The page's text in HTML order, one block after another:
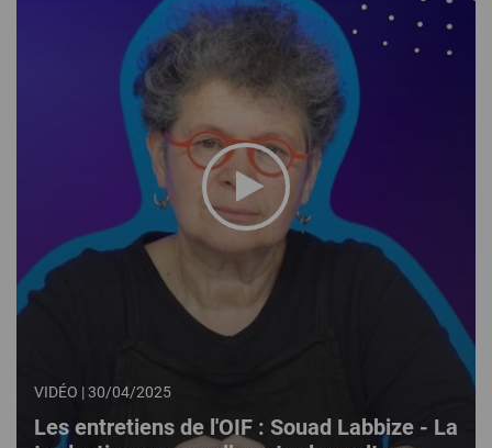
VIDÉO | 30/04/2025
Les entretiens de l'OIF : Souad Labbize - La